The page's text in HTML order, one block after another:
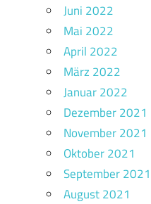
Juni 2022
Mai 2022
April 2022
März 2022
Januar 2022
Dezember 2021
November 2021
Oktober 2021
September 2021
August 2021